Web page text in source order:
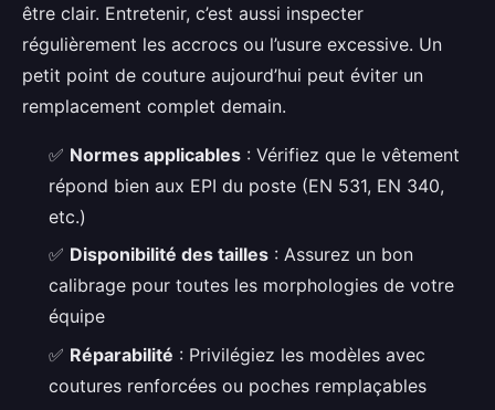
être clair. Entretenir, c’est aussi inspecter
régulièrement les accrocs ou l’usure excessive. Un
petit point de couture aujourd’hui peut éviter un
remplacement complet demain.
✅ Normes applicables : Vérifiez que le vêtement
répond bien aux EPI du poste (EN 531, EN 340,
etc.)
✅ Disponibilité des tailles : Assurez un bon
calibrage pour toutes les morphologies de votre
équipe
✅ Réparabilité : Privilégiez les modèles avec
coutures renforcées ou poches remplaçables